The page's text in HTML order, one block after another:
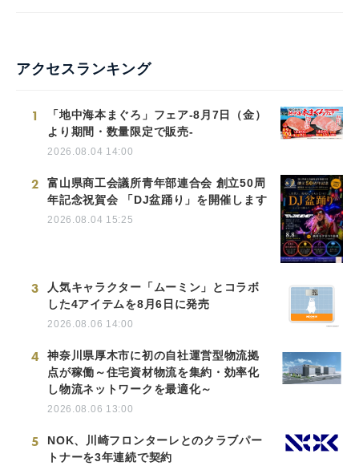
アクセスランキング
1
「地中海本まぐろ」フェア-8月7日（金）
より期間・数量限定で販売-
2026.08.04 14:00
2
富山県商工会議所青年部連合会 創立50周
年記念祝賀会 「DJ盆踊り」を開催します
2026.08.04 15:25
3
人気キャラクター「ムーミン」とコラボ
した4アイテムを8月6日に発売
2026.08.06 14:00
4
神奈川県厚木市に初の自社運営型物流拠
点が稼働～住宅資材物流を集約・効率化
し物流ネットワークを最適化～
2026.08.06 13:00
5
NOK、川崎フロンターレとのクラブパー
トナーを3年連続で契約